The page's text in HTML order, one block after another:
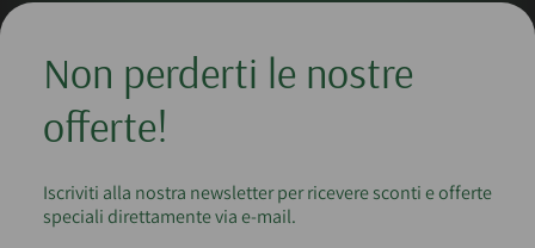
Non perderti le nostre
offerte!
Iscriviti alla nostra newsletter per ricevere sconti e offerte
speciali direttamente via e-mail.